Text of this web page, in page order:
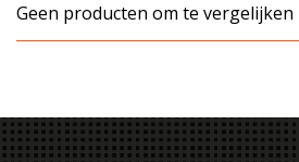
Geen producten om te vergelijken